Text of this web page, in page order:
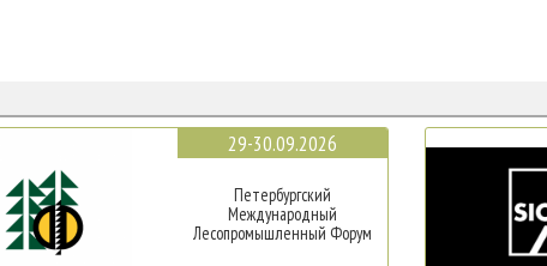
29-30.09.2026
Петербургский
Международный
Лесопромышленный Форум